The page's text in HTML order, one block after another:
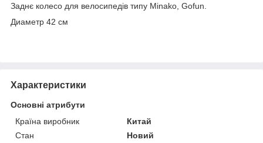
Заднє колесо для велосипедів типу Minako, Gofun.
Диаметр 42 см
Характеристики
Основні атрибути
Країна виробник
Китай
Стан
Новий